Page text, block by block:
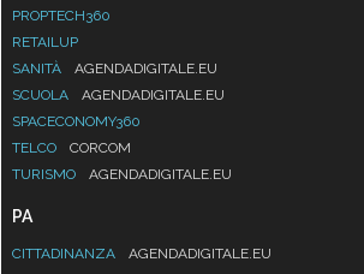
PROPTECH360
RETAILUP
SANITÀ
AGENDADIGITALE.EU
SCUOLA
AGENDADIGITALE.EU
SPACECONOMY360
TELCO
CORCOM
TURISMO
AGENDADIGITALE.EU
PA
CITTADINANZA
AGENDADIGITALE.EU